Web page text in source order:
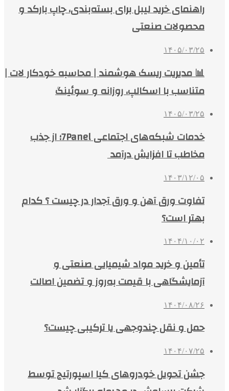
راهنمای خرید لیبل برای بسته‌بندی، چاپ بارکد و
محصولات صنعتی
۱۴۰۵/۰۳/۲۵
📊 مدیریت ریسک هوشمند | محاسبه خودکار لات |
متناسب با اسکالپ، روزانه و سوئینگ
۱۴۰۵/۰۳/۲۵
خدمات شبکه‌های اجتماعی 7Panel؛ از جذب
مخاطب تا افزایش درآمد
۱۴۰۳/۱۲/۰۵
تفاوت ورق آهن و ورق آجدار در چیست ؟ کدام
بهتر است؟
۱۴۰۴/۱۰/۰۲
تأمین و خرید مواد شیمیایی صنعتی و
آزمایشگاهی با قیمت به‌روز و تضمین اصالت
۱۴۰۴/۰۸/۲۶
حمل و نقل چندوجهی یا ترکیبی چیست؟
۱۴۰۴/۰۷/۲۵
جشن تحویل خودروهای کیا اسپورتیج توسط